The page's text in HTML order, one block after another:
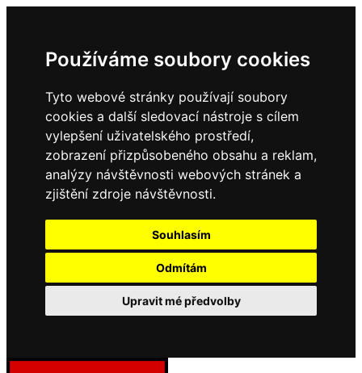
Používáme soubory cookies
Tyto webové stránky používají soubory
cookies a další sledovací nástroje s cílem
vylepšení uživatelského prostředí,
zobrazení přizpůsobeného obsahu a reklam,
analýzy návštěvnosti webových stránek a
zjištění zdroje návštěvnosti.
Souhlasím
Odmítám
Upravit mé předvolby